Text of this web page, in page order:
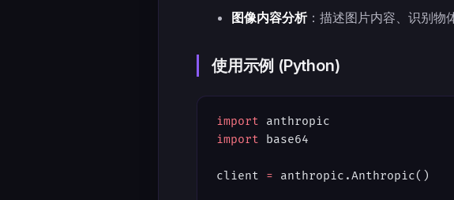
图像内容分析：描述图片内容、识别物
使用示例 (Python)
import anthropic
import base64
client = anthropic.Anthropic()